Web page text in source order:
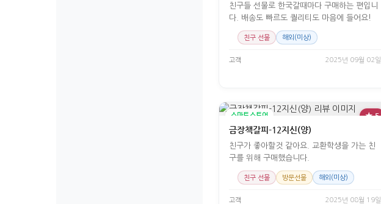
친구들 선물로 한국갈때마다 구매하는 편입니
다. 배송도 빠르도 퀄리티도 마음에 들어요!
친구 선물 해외(미상)
고객 2025년 09월 02일
스마트스토어 ★ 5
금장책갈피-12지신(양)
친구가 좋아할것 같아요. 교환학생을 가는 친
구를 위해 구매했습니다.
친구 선물 방문선물 해외(미상)
고객 2025년 08월 19일